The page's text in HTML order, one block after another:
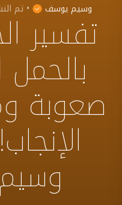
وسيم يوسف • تم تفسير
صعوبة